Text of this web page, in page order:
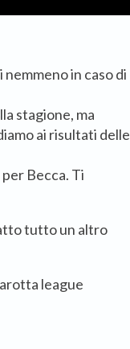
in caso di
stagione, ma
ai risultati delle
Becca. Ti
tutto un altro
league